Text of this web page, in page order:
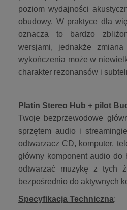
poziom wydajności
obudowy. W praktyce dla
oznacza to bardzo
wersjami, jednakże
wykończenia może w
charakter rezonansów i
Platin Stereo Hub + pilot
Twoje bezprzewodowe
sprzętem audio i
odtwarzacz CD, komputer,
główny komponent audio do
odtwarzać muzykę z tych
bezpośrednio do aktywnych
Specyfikacja Techniczna: